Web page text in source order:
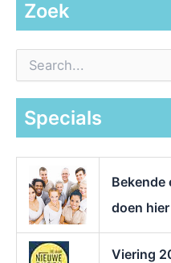
Zoek
a
Specials
Bekende
doen
Viering